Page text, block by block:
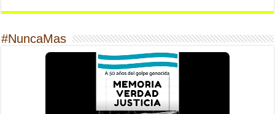
#NuncaMas